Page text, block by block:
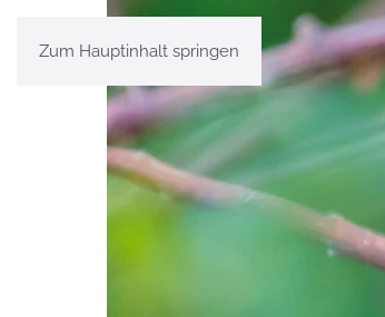
Zum Hauptinhalt springen